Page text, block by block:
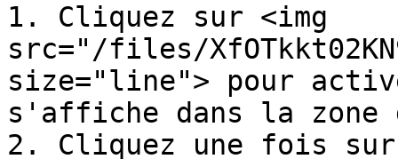
1. Cliquez sur <img
src="/files/
size="line"> pour
s'affiche dans la
2. Cliquez une fois sur